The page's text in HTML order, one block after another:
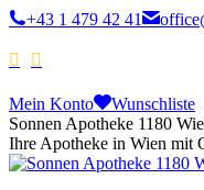
+43 1 479 42 41
Mein Konto
Wunschliste
Sonnen Apotheke 1180
Ihre Apotheke in Wien mit